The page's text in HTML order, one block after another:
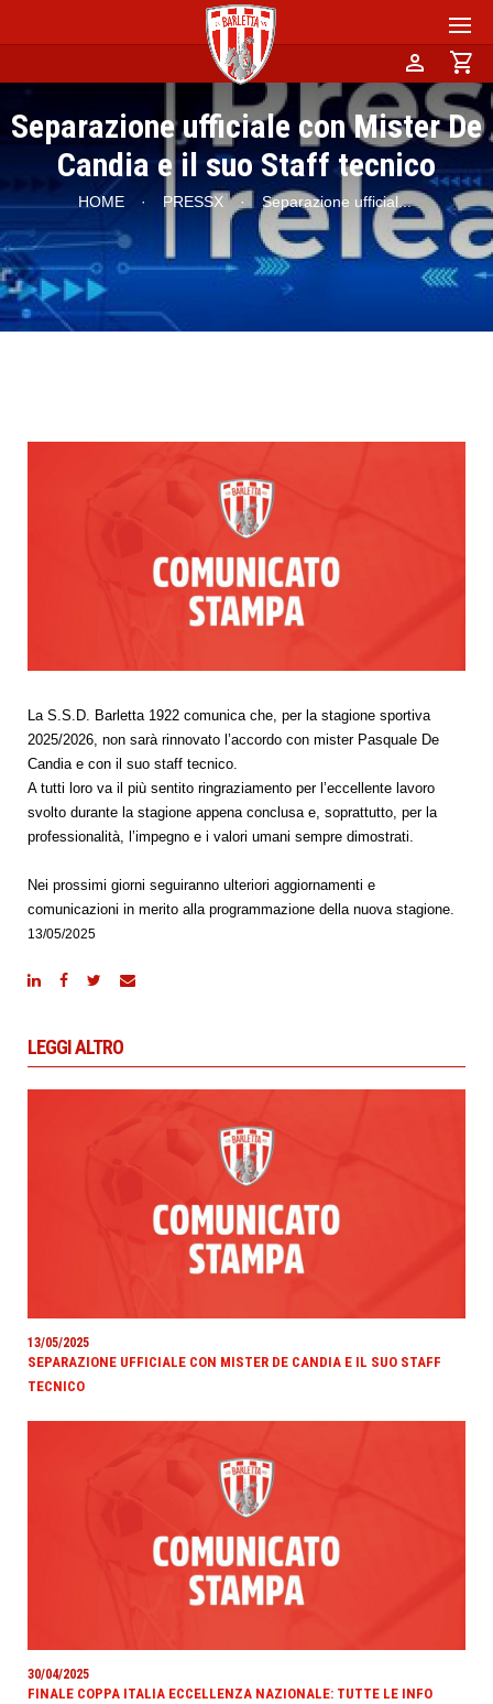
person shopping_cart
Separazione ufficiale con Mister De
Candia e il suo Staff tecnico
HOME · PRESSX · Separazione ufficial ...
La S.S.D. Barletta 1922 comunica che, per la stagione sportiva
2025/2026, non sarà rinnovato l’accordo con mister Pasquale De
Candia e con il suo staff tecnico.
A tutti loro va il più sentito ringraziamento per l’eccellente lavoro
svolto durante la stagione appena conclusa e, soprattutto, per la
professionalità, l’impegno e i valori umani sempre dimostrati.
Nei prossimi giorni seguiranno ulteriori aggiornamenti e
comunicazioni in merito alla programmazione della nuova stagione.
13/05/2025
LEGGI ALTRO
13/05/2025
SEPARAZIONE UFFICIALE CON MISTER DE CANDIA E IL SUO STAFF
TECNICO
30/04/2025
FINALE COPPA ITALIA ECCELLENZA NAZIONALE: TUTTE LE INFO